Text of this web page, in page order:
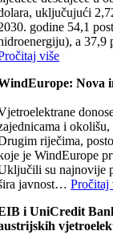
uključujući
godine 54,1
a 37,9
više
Nova
i
riječima,
je WindEurope
su najnovije
javnost…Pročitaj
i UniCredit